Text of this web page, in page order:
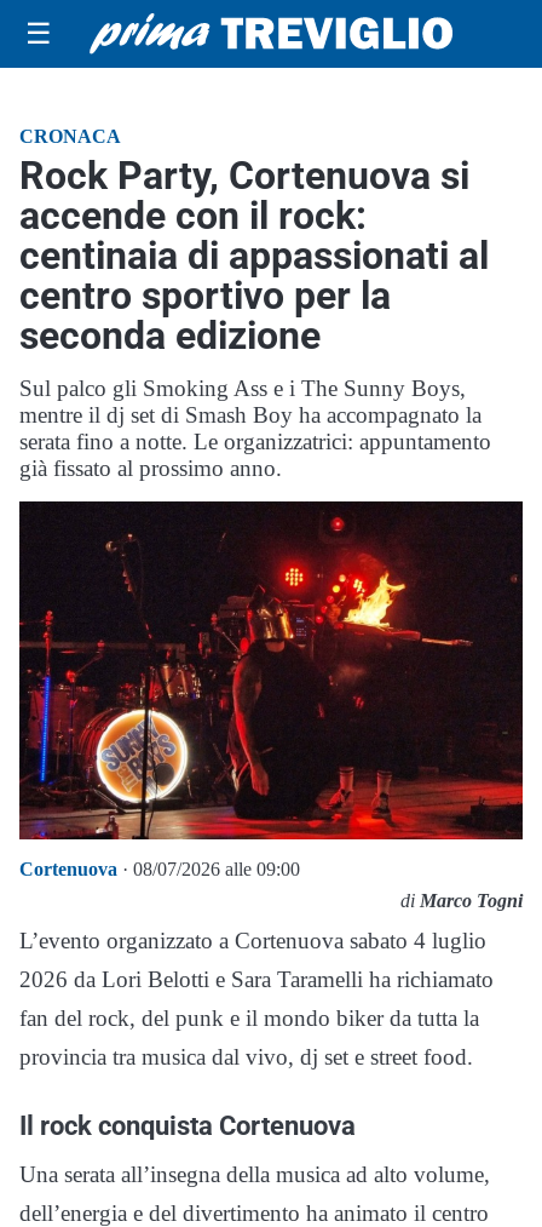
☰
CRONACA
Rock Party, Cortenuova si
accende con il rock:
centinaia di appassionati al
centro sportivo per la
seconda edizione
Sul palco gli Smoking Ass e i The Sunny Boys,
mentre il dj set di Smash Boy ha accompagnato la
serata fino a notte. Le organizzatrici: appuntamento
già fissato al prossimo anno.
Cortenuova · 08/07/2026 alle 09:00
di Marco Togni
L’evento organizzato a Cortenuova sabato 4 luglio
2026 da Lori Belotti e Sara Taramelli ha richiamato
fan del rock, del punk e il mondo biker da tutta la
provincia tra musica dal vivo, dj set e street food.
Il rock conquista Cortenuova
Una serata all’insegna della musica ad alto volume,
dell’energia e del divertimento ha animato il centro